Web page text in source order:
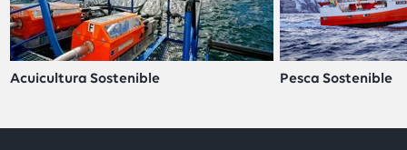
Acuicultura Sostenible Pesca Sostenible